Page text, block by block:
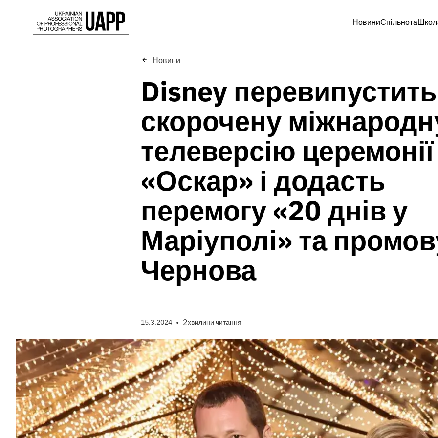
НовиниСпільнота
Новини
Disney перевипустить
скорочену
телеверсію церемонії
«Оскар» і додасть
перемогу «20 днів у
Маріуполі» та
Чернова
15.3.2024 • 2хвилини читання